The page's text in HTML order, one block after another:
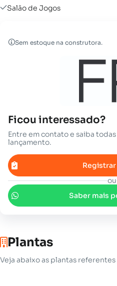
Salão de Jogos
Sem estoque na construtora.
Ficou interessado?
Entre em contato e saiba
lançamento.
ou
Saber mais
Plantas
Veja abaixo as plantas